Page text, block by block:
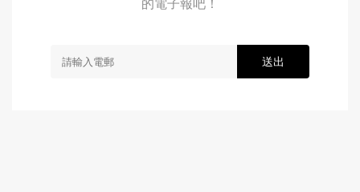
的電子報吧！
送出